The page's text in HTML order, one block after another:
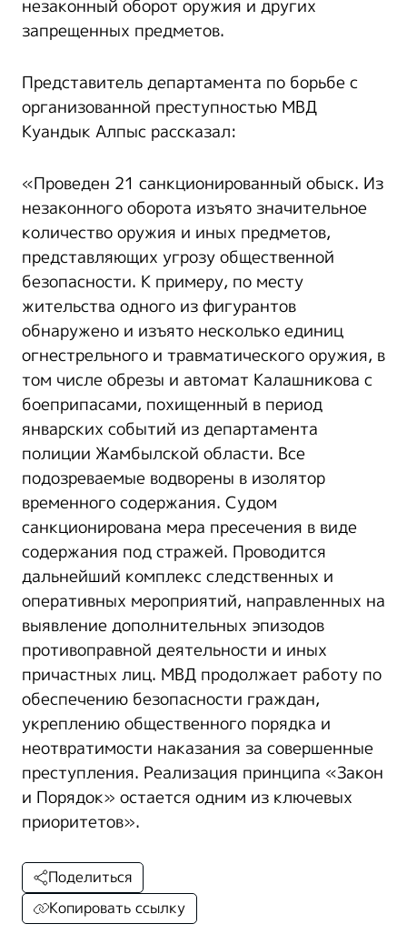
незаконный оборот оружия и других
запрещенных предметов.
Представитель департамента по борьбе с
организованной преступностью МВД
Куандык Алпыс рассказал:
«Проведен 21 санкционированный обыск. Из
незаконного оборота изъято значительное
количество оружия и иных предметов,
представляющих угрозу общественной
безопасности. К примеру, по месту
жительства одного из фигурантов
обнаружено и изъято несколько единиц
огнестрельного и травматического оружия, в
том числе обрезы и автомат Калашникова с
боеприпасами, похищенный в период
январских событий из департамента
полиции Жамбылской области. Все
подозреваемые водворены в изолятор
временного содержания. Судом
санкционирована мера пресечения в виде
содержания под стражей. Проводится
дальнейший комплекс следственных и
оперативных мероприятий, направленных на
выявление дополнительных эпизодов
противоправной деятельности и иных
причастных лиц. МВД продолжает работу по
обеспечению безопасности граждан,
укреплению общественного порядка и
неотвратимости наказания за совершенные
преступления. Реализация принципа «Закон
и Порядок» остается одним из ключевых
приоритетов».
Поделиться
Копировать ссылку